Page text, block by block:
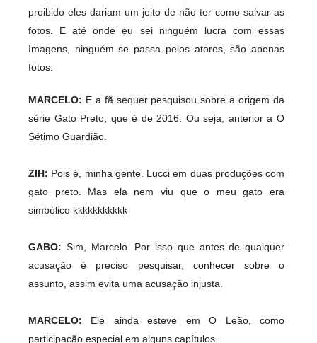
proibido eles dariam um jeito de não ter como salvar as
fotos. E até onde eu sei ninguém lucra com essas
Imagens, ninguém se passa pelos atores, são apenas
fotos.
MARCELO: E a fã sequer pesquisou sobre a origem da
série Gato Preto, que é de 2016. Ou seja, anterior a O
Sétimo Guardião.
ZIH: Pois é, minha gente. Lucci em duas produções com
gato preto. Mas ela nem viu que o meu gato era
simbólico kkkkkkkkkkk
GABO: Sim, Marcelo. Por isso que antes de qualquer
acusação é preciso pesquisar, conhecer sobre o
assunto, assim evita uma acusação injusta.
MARCELO: Ele ainda esteve em O Leão, como
participação especial em alguns capítulos.